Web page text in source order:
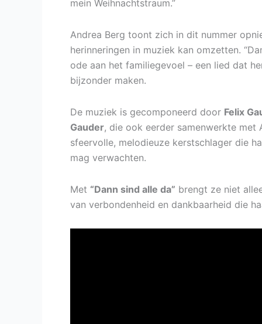
mein Weihnachtstraum.”
Andrea Berg toont zich in dit nummer
herinneringen in muziek kan omzetten.
ode aan het familiegevoel – een lied dat
bijzonder maken.
De muziek is gecomponeerd door Felix
Gauder, die ook eerder samenwerkte met
sfeervolle, melodieuze kerstschlager die
mag verwachten.
Met “Dann sind alle da” brengt ze niet
van verbondenheid en dankbaarheid die